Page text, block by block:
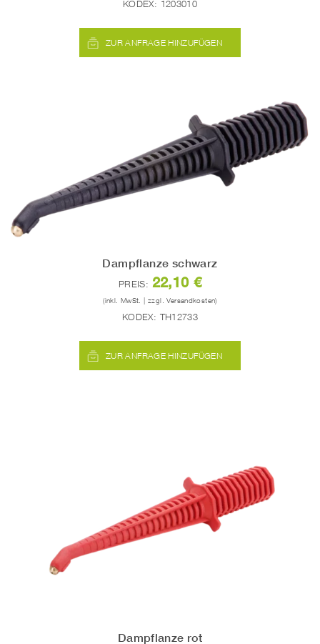
KODEX: 1203010
ZUR ANFRAGE HINZUFÜGEN
Dampflanze schwarz
PREIS: 22,10 €
(inkl. MwSt. | zzgl. Versandkosten)
KODEX: TH12733
ZUR ANFRAGE HINZUFÜGEN
Dampflanze rot